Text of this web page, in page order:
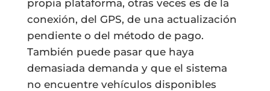
propia plataforma, otras veces es de la
conexión, del GPS, de una actualización
pendiente o del método de pago.
También puede pasar que haya
demasiada demanda y que el sistema
no encuentre vehículos disponibles